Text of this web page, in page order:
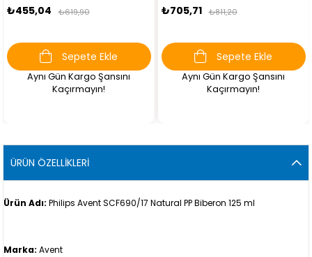
₺455,04 ₺619,90
Sepete Ekle
Aynı Gün Kargo Şansını
Kaçırmayın!
₺705,71 ₺811,20
Sepete Ekle
Aynı Gün Kargo Şansını
Kaçırmayın!
ÜRÜN ÖZELLIKLERI
Ürün Adı: Philips Avent SCF690/17 Natural PP Biberon 125 ml
Marka: Avent